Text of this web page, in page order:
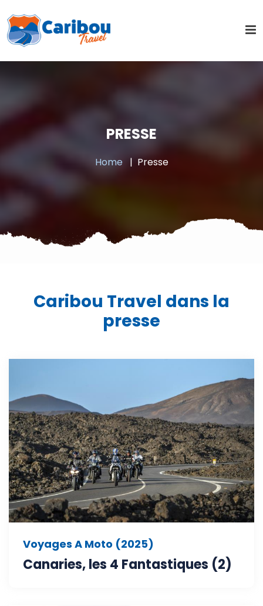
PRESSE
Home Presse
Caribou Travel dans la
presse
Voyages A Moto (2025)
Canaries, les 4 Fantastiques (2)